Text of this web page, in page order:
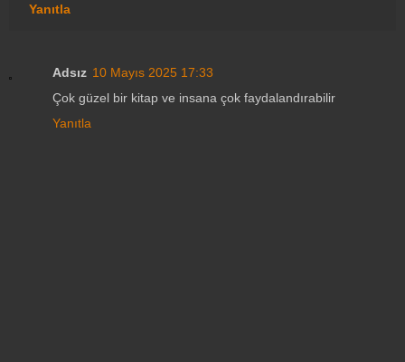
Yanıtla
Adsız 10 Mayıs 2025 17:33
Çok güzel bir kitap ve insana çok faydalandırabilir
Yanıtla